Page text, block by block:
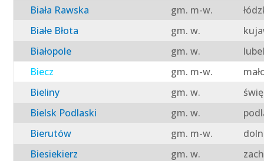
Biała Rawska
gm. m-w.
Białe Błota
gm. w.
Białopole
gm. w.
Biecz
gm. m-w.
Bieliny
gm. w.
Bielsk Podlaski
gm. w.
Bierutów
gm. m-w.
Biesiekierz
gm. w.